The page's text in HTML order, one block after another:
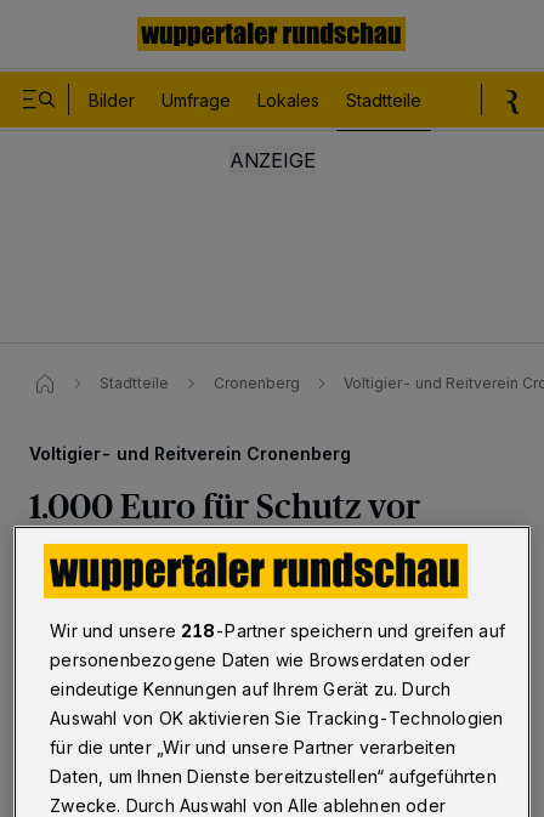
Bilder Umfrage Lokales Stadtteile
Stadtteile Cronenberg Voltigier- und Reitverein
Voltigier- und Reitverein Cronenberg
1.000 Euro für Schutz vor
Wildschweinen
hat von der Stadtsparkasse Wuppertal eine Spende in
Höhe von 1.000 Euro erhalten.
15.09.2021 , 11:00 Uhr Eine Minute Lesezeit
Wir und unsere 218-Partner speichern und greifen auf
personenbezogene Daten wie Browserdaten oder
eindeutige Kennungen auf Ihrem Gerät zu. Durch
Auswahl von OK aktivieren Sie Tracking-Technologien
für die unter „Wir und unsere Partner verarbeiten
Daten, um Ihnen Dienste bereitzustellen“ aufgeführten
Zwecke. Durch Auswahl von Alle ablehnen oder